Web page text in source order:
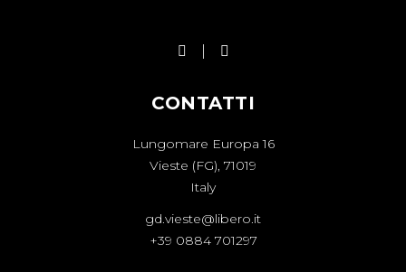
CONTATTI
Lungomare Europa 16
Vieste (FG), 71019
Italy
gd.vieste@libero.it
+39 0884 701297